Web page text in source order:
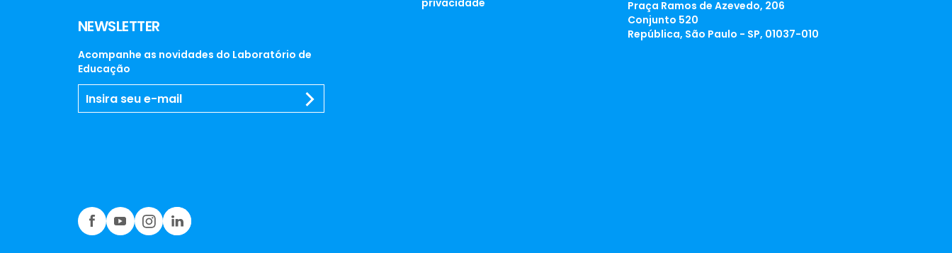
NEWSLETTER
Acompanhe as novidades do Laboratório de
Educação
Praça Ramos de Azevedo, 206
Conjunto 520
República, São Paulo - SP, 01037-010